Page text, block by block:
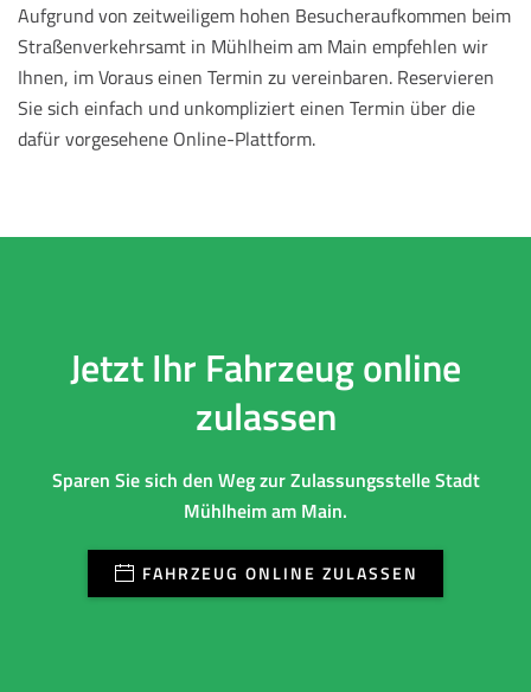
Aufgrund von zeitweiligem hohen Besucheraufkommen beim
Straßenverkehrsamt in Mühlheim am Main empfehlen wir
Ihnen, im Voraus einen Termin zu vereinbaren. Reservieren
Sie sich einfach und unkompliziert einen Termin über die
dafür vorgesehene Online-Plattform.
Jetzt Ihr Fahrzeug online
zulassen
Sparen Sie sich den Weg zur Zulassungsstelle Stadt
Mühlheim am Main.
FAHRZEUG ONLINE ZULASSEN